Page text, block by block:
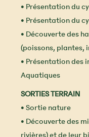
• Présentation du
• Présentation du
• Découverte des
(poissons, plantes,
• Présentation des
Aquatiques
SORTIES TERRAIN
• Sortie nature
• Découverte des